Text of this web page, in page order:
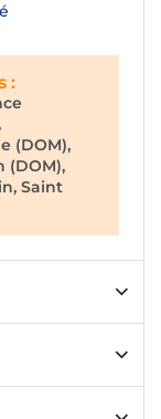
:
(DOM),
(DOM),
Saint